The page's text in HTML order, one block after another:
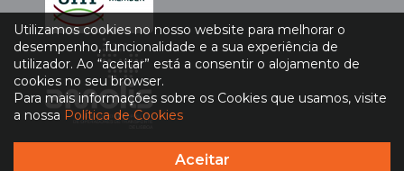
Política de Privacidade|Política de Cookies
Utilizamos cookies no nosso website para melhorar o
desempenho, funcionalidade e a sua experiência de
utilizador. Ao “aceitar” está a consentir o alojamento de
cookies no seu browser.
Para mais informações sobre os Cookies que usamos, visite
a nossa Política de Cookies
Aceitar